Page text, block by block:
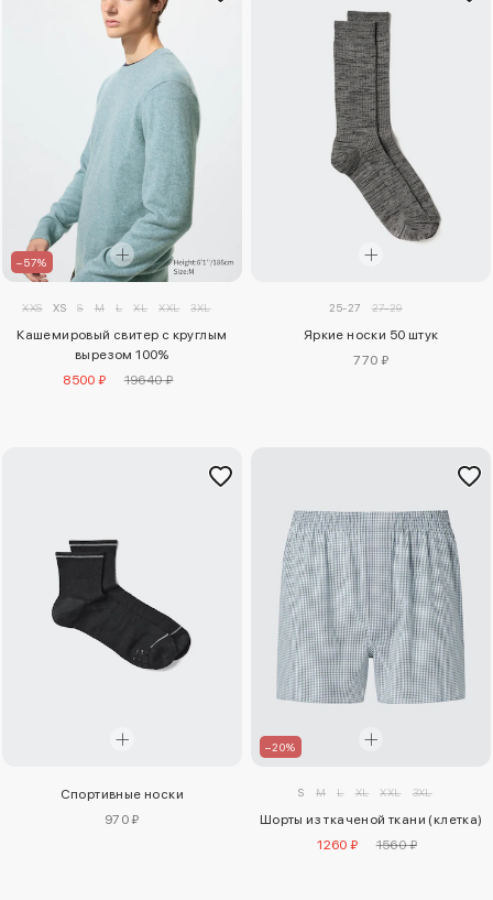
–57%
XXS XS S M L XL XXL 3XL
Кашемировый свитер с круглым
вырезом 100%
8500 ₽
19640 ₽
25-27 27-29
Яркие носки 50 штук
770 ₽
Спортивные носки
970 ₽
–20%
S M L XL XXL 3XL
Шорты из ткаченой ткани (клетка)
1260 ₽
1560 ₽